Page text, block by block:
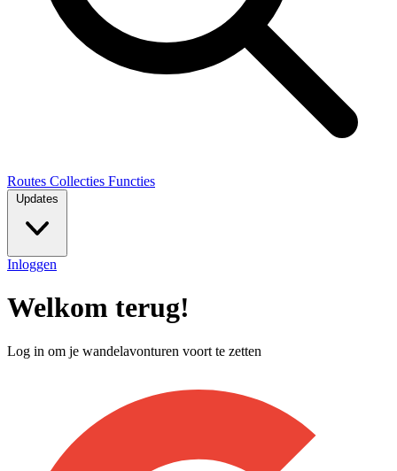
Routes Collecties Functies
Updates
Inloggen
Welkom terug!
Log in om je wandelavonturen voort te zetten